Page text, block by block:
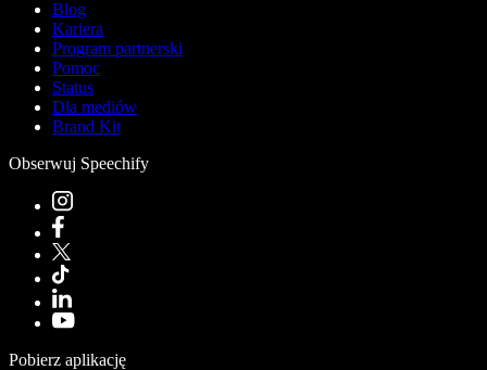
Blog
Kariera
Program partnerski
Pomoc
Status
Dla mediów
Brand Kit
Obserwuj Speechify
Pobierz aplikację